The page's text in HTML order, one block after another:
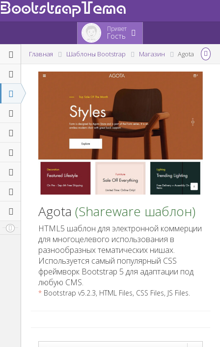
BootstrapTema
Привет
Гость
Главная Шаблоны Bootstrap Магазин Agota
Agota (Shareware шаблон)
HTML5 шаблон для электронной коммерции
для многоцелевого использования в
разнообразных тематических нишах.
Используется самый популярный CSS
фреймворк Bootstrap 5 для адаптации под
любую CMS.
* Bootstrap v5.2.3, HTML Files, CSS Files, JS Files.